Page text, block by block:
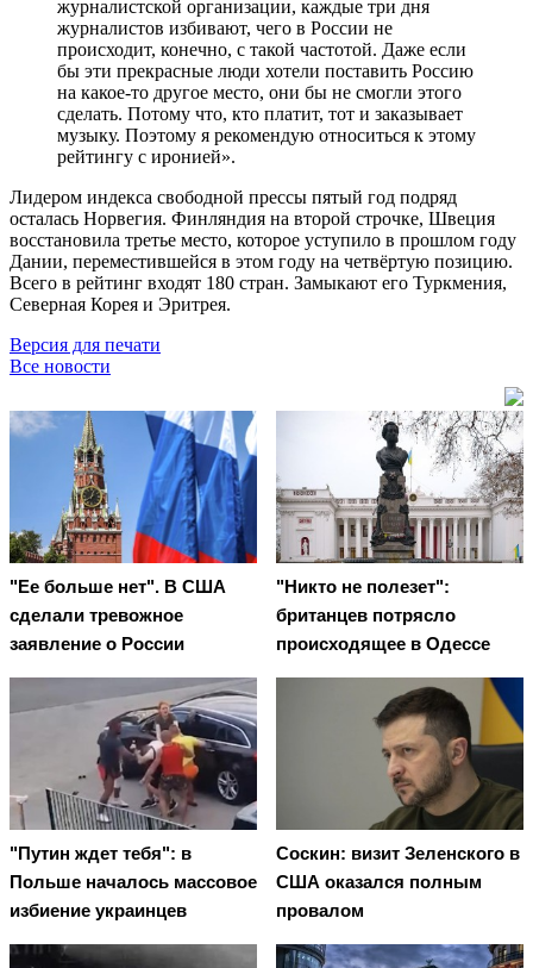
журналистской организации, каждые три дня
журналистов избивают, чего в России не
происходит, конечно, с такой частотой. Даже если
бы эти прекрасные люди хотели поставить Россию
на какое-то другое место, они бы не смогли этого
сделать. Потому что, кто платит, тот и заказывает
музыку. Поэтому я рекомендую относиться к этому
рейтингу с иронией».
Лидером индекса свободной прессы пятый год подряд
осталась Норвегия. Финляндия на второй строчке, Швеция
восстановила третье место, которое уступило в прошлом году
Дании, переместившейся в этом году на четвёртую позицию.
Всего в рейтинг входят 180 стран. Замыкают его Туркмения,
Северная Корея и Эритрея.
Версия для печати
Все новости
"Ее больше нет". В США
сделали тревожное
заявление о России
"Никто не полезет":
британцев потрясло
происходящее в Одессе
"Путин ждет тебя": в
Польше началось массовое
избиение украинцев
Соскин: визит Зеленского в
США оказался полным
провалом